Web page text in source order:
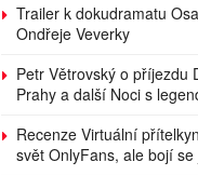
Trailer k dokudramatu
Ondřeje Veverky
Petr Větrovský o příjezdu
Prahy a další Noci s
Recenze Virtuální
svět OnlyFans, ale bojí